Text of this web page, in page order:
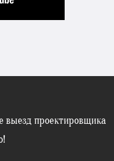
выезд проектировщика